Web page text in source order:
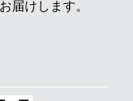
届けします。